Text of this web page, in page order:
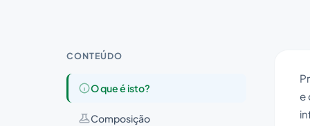
CONTEÚDO
O que é isto?
Composição
e